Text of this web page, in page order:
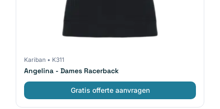
Kariban • K311
Angelina - Dames Racerback
Gratis offerte aanvragen